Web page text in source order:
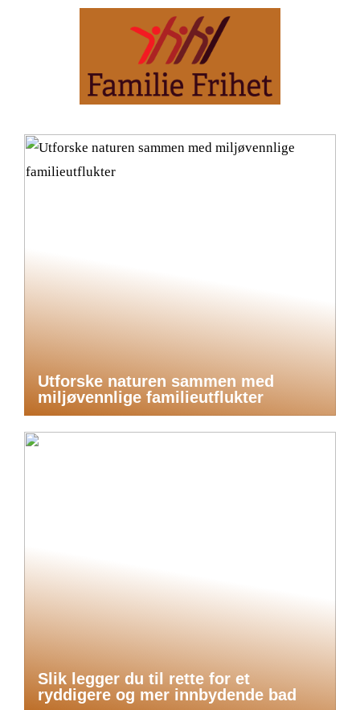
Utforske naturen sammen med
miljøvennlige familieutflukter
Slik legger du til rette for et
ryddigere og mer innbydende bad